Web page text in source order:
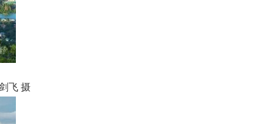
飞 摄